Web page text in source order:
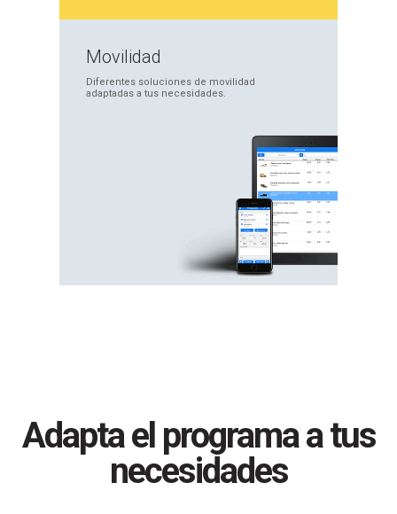
Movilidad
Diferentes soluciones de movilidad
adaptadas a tus necesidades.
Adapta el programa a tus
necesidades